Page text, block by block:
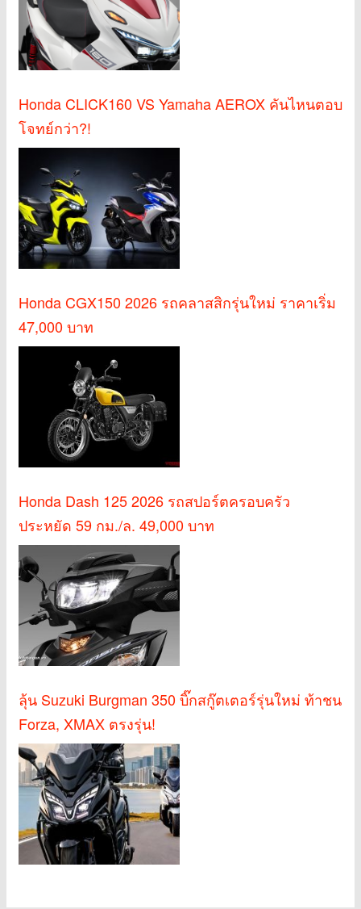
Honda CLICK160 VS Yamaha AEROX คันไหนตอบ
โจทย์กว่า?!
Honda CGX150 2026 รถคลาสสิกรุ่นใหม่ ราคาเริ่ม
47,000 บาท
Honda Dash 125 2026 รถสปอร์ตครอบครัว
ประหยัด 59 กม./ล. 49,000 บาท
ลุ้น Suzuki Burgman 350 บิ๊กสกู๊ตเตอร์รุ่นใหม่ ท้าชน
Forza, XMAX ตรงรุ่น!